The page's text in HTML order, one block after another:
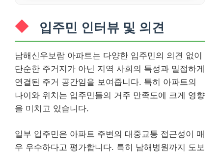
입주민 인터뷰 및 의견
남해신우보람 아파트는 다양한 입주민의 의견 없이
단순한 주거지가 아닌 지역 사회의 특성과 밀접하게
연결된 주거 공간임을 보여줍니다. 특히 아파트의
나이와 위치는 입주민들의 거주 만족도에 크게 영향
을 미치고 있습니다.
일부 입주민은 아파트 주변의 대중교통 접근성이 매
우 우수하다고 평가합니다. 특히 남해병원까지 도보